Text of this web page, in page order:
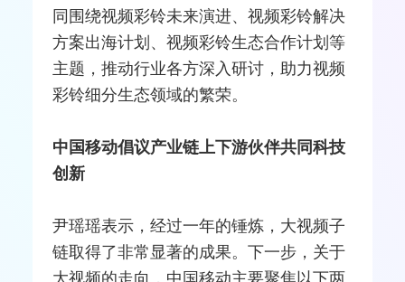
同围绕视频彩铃未来演进、视频彩铃解决
方案出海计划、视频彩铃生态合作计划等
主题，推动行业各方深入研讨，助力视频
彩铃细分生态领域的繁荣。
中国移动倡议产业链上下游伙伴共同科技
创新
尹瑶瑶表示，经过一年的锤炼，大视频子
链取得了非常显著的成果。下一步，关于
大视频的走向，中国移动主要聚焦以下两